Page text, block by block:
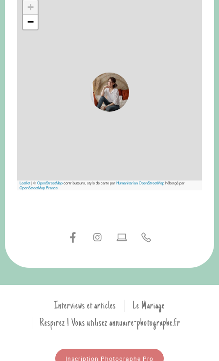
+
−
Leaflet|©OpenStreetMapcontributeurs, style de carte parHumanitarian OpenStreetMaphébergé par
OpenStreetMap France
Interviews et articles
Le Mariage
Respirez ! Vous utilisez annuaire-photographe.fr
Inscription Photographe Pro